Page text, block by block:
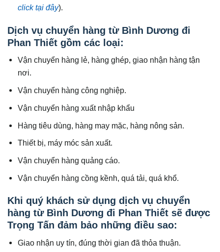
click tại đây).
Dịch vụ chuyển hàng từ Bình Dương đi
Phan Thiết gồm các loại:
Vận chuyển hàng lẻ, hàng ghép, giao nhận hàng tận
nơi.
Vận chuyển hàng công nghiệp.
Vận chuyển hàng xuất nhập khẩu
Hàng tiêu dùng, hàng may mặc, hàng nông sản.
Thiết bị, máy móc sản xuất.
Vận chuyển hàng quảng cáo.
Vận chuyển hàng cồng kềnh, quá tải, quá khổ.
Khi quý khách sử dụng dịch vụ chuyển
hàng từ Bình Dương đi Phan Thiết sẽ được
Trọng Tấn đảm bảo những điều sao:
Giao nhận uy tín, đúng thời gian đã thỏa thuận.